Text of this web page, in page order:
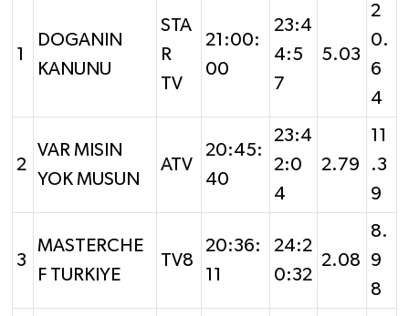
1
DOGANIN
KANUNU
STA
R
TV
21:00:
00
23:4
4:5
7
5.03
2
0.
6
4
2
VAR MISIN
YOK MUSUN
ATV
20:45:
40
23:4
2:0
4
2.79
11
.3
9
3
MASTERCHE
F TURKIYE
TV8
20:36:
11
24:2
0:32
2.08
8.
9
8